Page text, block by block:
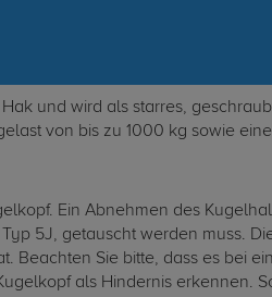
und wird als starres,
von bis zu 1000 kg sowie
Ein Abnehmen des
5J, getauscht werden muss.
Beachten Sie bitte, dass es bei
als Hindernis erkennen.